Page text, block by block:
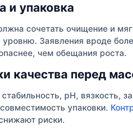
и упаковка
сочетать очищение и
Заявления вроде
чем обещания роста.
качества перед
pH, вязкость,
упаковки.
риски.